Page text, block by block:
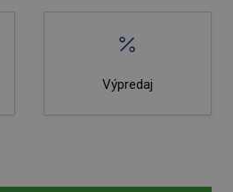
Výpredaj